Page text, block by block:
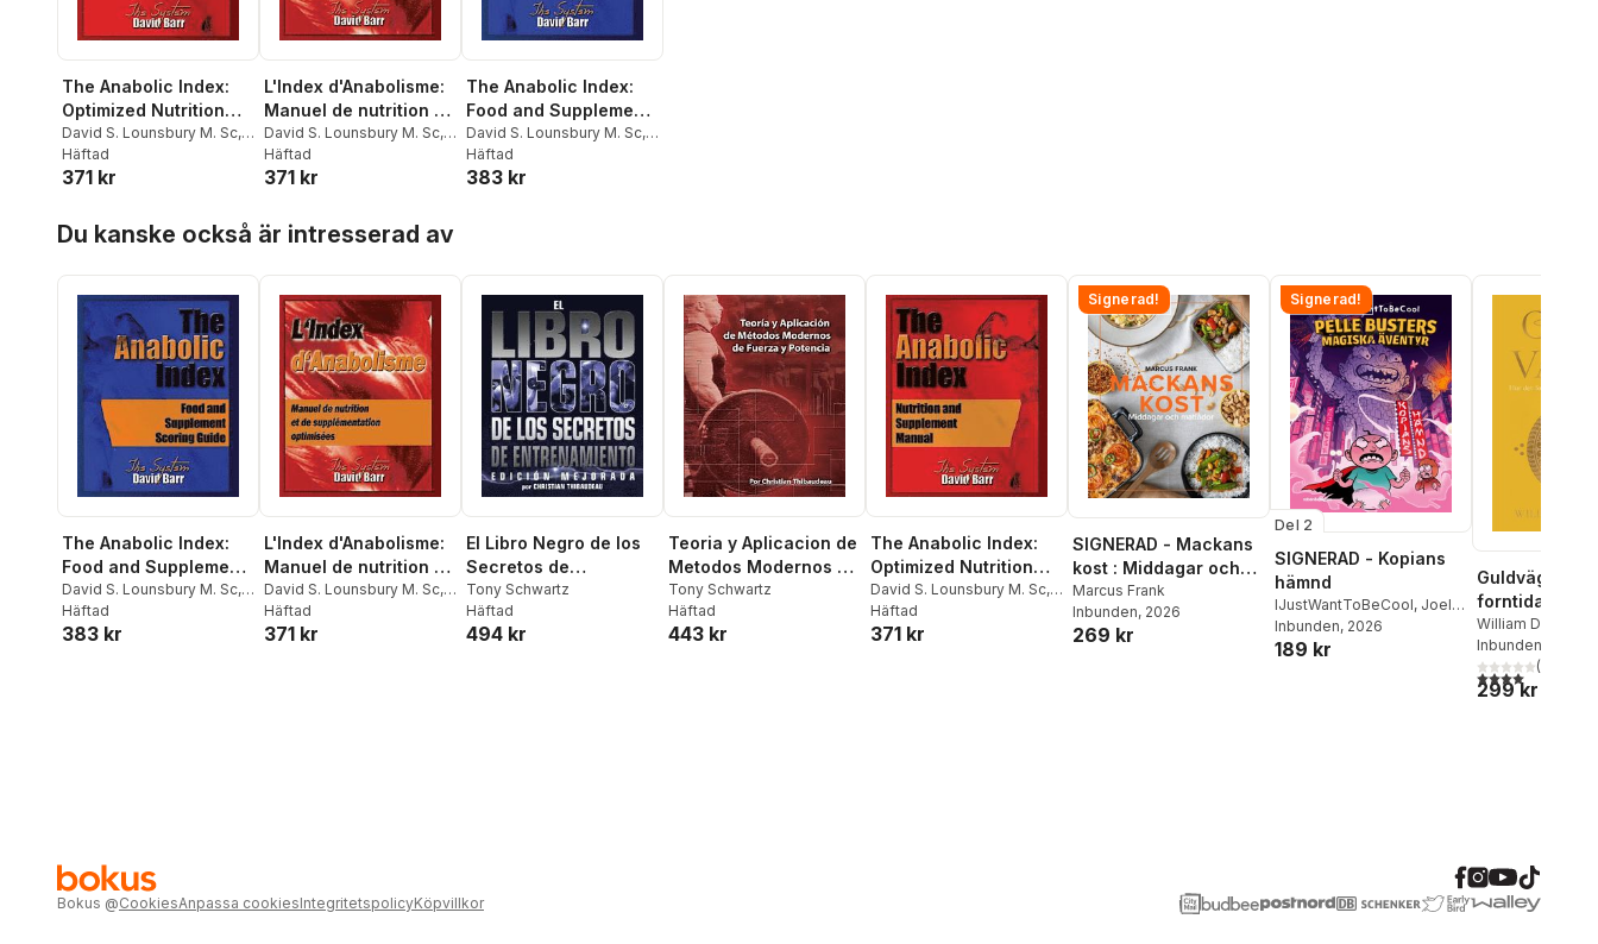
The Anabolic Index:
Optimized Nutrition
and Supplementation
Manual
David S. Lounsbury M. Sc,
Jeffrey D. Urdank
Häftad
371 kr
L'Index d'Anabolisme:
Manuel de nutrition et
de supplementation
optimisees
David S. Lounsbury M. Sc,
Jeff D. Urdank
Häftad
371 kr
The Anabolic Index:
Food and Supplement
Scoring Guide
David S. Lounsbury M. Sc,
Jeffrey D. Urdank
Häftad
383 kr
Du kanske också är intresserad av
The Anabolic Index:
Food and Supplement
Scoring Guide
David S. Lounsbury M. Sc,
Jeffrey D. Urdank
Häftad
383 kr
L'Index d'Anabolisme:
Manuel de nutrition et
de supplementation
optimisees
David S. Lounsbury M. Sc,
Jeff D. Urdank
Häftad
371 kr
El Libro Negro de los
Secretos de
Entrenamiento:
Edicion Mejorada
Tony Schwartz
Häftad
494 kr
Teoria y Aplicacion de
Metodos Modernos de
Fuerza y Potencia:
Metodos modernos
para obtener super-
Tony Schwartz
Häftad
443 kr
The Anabolic Index:
Optimized Nutrition
and Supplementation
Manual
David S. Lounsbury M. Sc,
Jeffrey D. Urdank
Häftad
371 kr
Signerad!
SIGNERAD - Mackans
kost : Middagar och
matlådor
Marcus Frank
Inbunden, 2026
269 kr
Signerad!
Del 2
SIGNERAD - Kopians
hämnd
IJustWantToBeCool, Joel
Adolphson,Emil Ejdemo
Beer ,Victor Beer
Inbunden, 2026
189 kr
Guldvägen :
forntida
förändrade
William
Inbunden
4,0utav 5(
299 kr
Bokus @CookiesAnpassa cookiesIntegritetspolicyKöpvillkor